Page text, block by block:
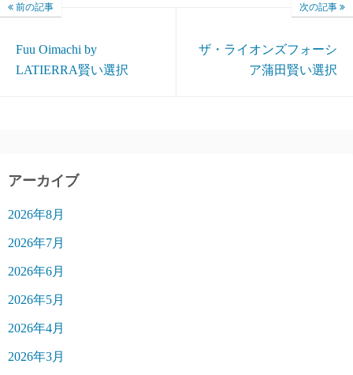
前の記事
Fuu Oimachi by
LATIERRA賢い選択
次の記事
ザ・ライオンズフォーシ
ア蒲田賢い選択
アーカイブ
2026年8月
2026年7月
2026年6月
2026年5月
2026年4月
2026年3月